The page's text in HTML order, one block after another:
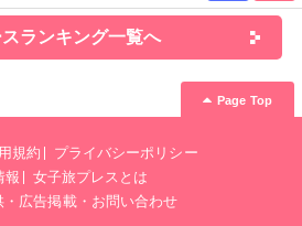
ランキング一覧へ
Page Top
規約
プライバシーポリシー
報
女子旅プレスとは
・広告掲載・お問い合わせ